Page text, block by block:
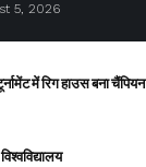
5, 2026
में रिग हाउस बना चैंपियन